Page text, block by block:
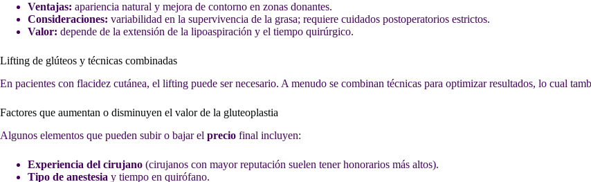
Ventajas: apariencia natural y mejora de contorno en zonas donantes.
Consideraciones: variabilidad en la supervivencia de la grasa; requiere cuidados postoperatorios estrictos.
Valor: depende de la extensión de la lipoaspiración y el tiempo quirúrgico.
Lifting de glúteos y técnicas combinadas
En pacientes con flacidez cutánea, el lifting puede ser necesario. A menudo se combinan técnicas para optimizar resultados, lo cual
Factores que aumentan o disminuyen el valor de la gluteoplastia
Algunos elementos que pueden subir o bajar el precio final incluyen:
Experiencia del cirujano (cirujanos con mayor reputación suelen tener honorarios más altos).
Tipo de anestesia y tiempo en quirófano.